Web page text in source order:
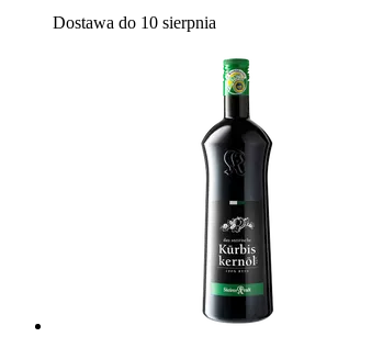
Dostawa do 10 sierpnia